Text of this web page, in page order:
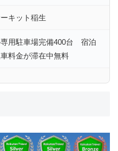
キット稲生
専用駐車場完備400台 宿泊
料金が滞在中無料